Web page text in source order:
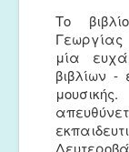
Το
Γεωργίας
μία
βιβλίων -